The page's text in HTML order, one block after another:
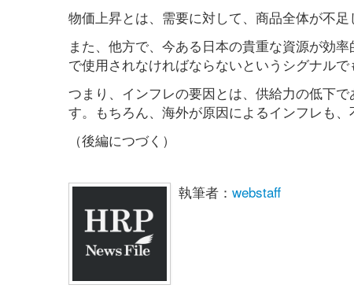
物価上昇とは、需要に対して、商品全体が不
また、他方で、今ある日本の貴重な資源が効
で使用されなければならないというシグナルで
つまり、インフレの要因とは、供給力の低下
す。もちろん、海外が原因によるインフレも
（後編につづく）
執筆者： webstaff